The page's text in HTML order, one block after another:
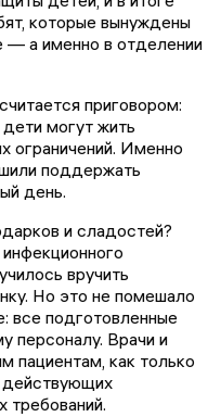
которые вынуждены
— а именно в отделении
приговором:
могут жить
ограничений. Именно
поддержать
день.
и сладостей?
вручить
Но это не помешало
все подготовленные
персоналу. Врачи и
пациентам, как только
действующих
требований.